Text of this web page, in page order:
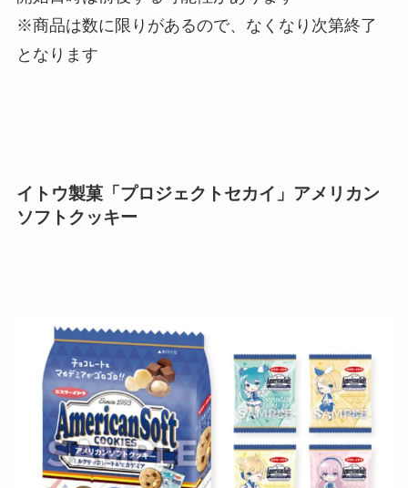
※商品は数に限りがあるので、なくなり次第終了
となります
イトウ製菓「プロジェクトセカイ」アメリカン
ソフトクッキー